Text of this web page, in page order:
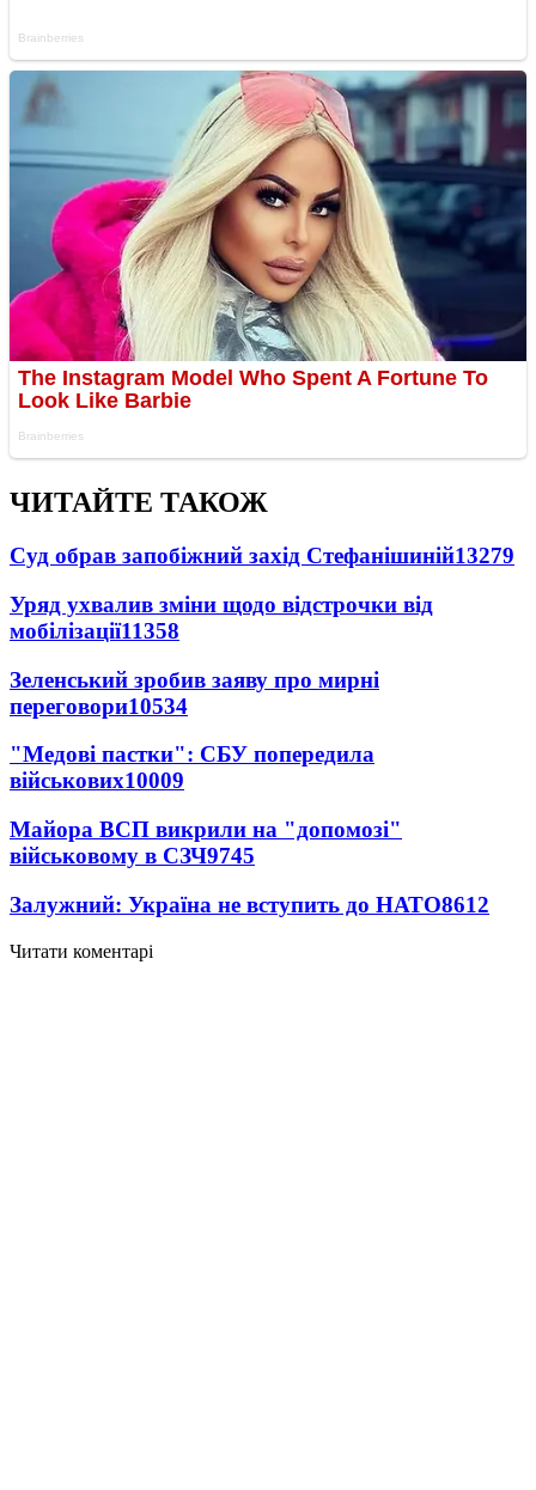
ЧИТАЙТЕ ТАКОЖ
Суд обрав запобіжний захід Стефанішиній13279
Уряд ухвалив зміни щодо відстрочки від
мобілізації11358
Зеленський зробив заяву про мирні
переговори10534
"Медові пастки": СБУ попередила
військових10009
Майора ВСП викрили на "допомозі"
військовому в СЗЧ9745
Залужний: Україна не вступить до НАТО8612
Читати коментарі